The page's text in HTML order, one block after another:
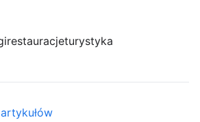
restauracjeturystyka